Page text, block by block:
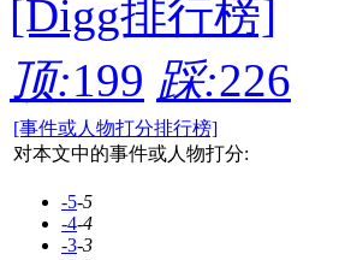
[Digg排行榜]
顶:199 踩:226
[事件或人物打分排行榜]
对本文中的事件或人物打分:
-5-5
-4-4
-3-3